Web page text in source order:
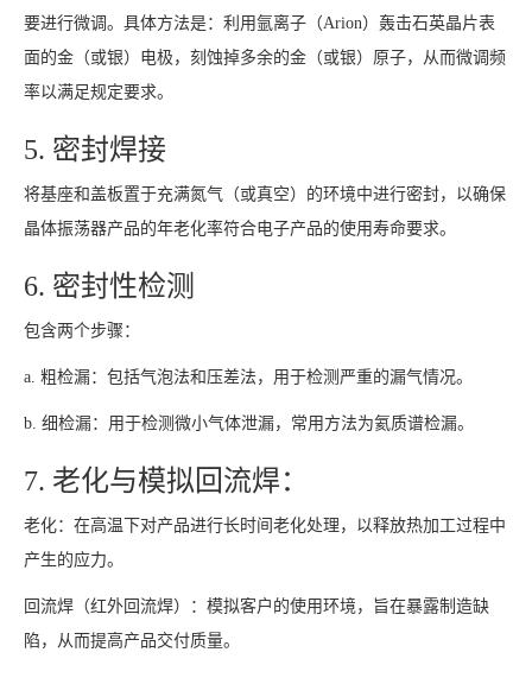
要进行微调。具体方法是：利用氩离子（Arion）轰击石英晶片表
面的金（或银）电极，刻蚀掉多余的金（或银）原子，从而微调频
率以满足规定要求。
5. 密封焊接
将基座和盖板置于充满氮气（或真空）的环境中进行密封，以确保
晶体振荡器产品的年老化率符合电子产品的使用寿命要求。
6. 密封性检测
包含两个步骤：
a. 粗检漏：包括气泡法和压差法，用于检测严重的漏气情况。
b. 细检漏：用于检测微小气体泄漏，常用方法为氦质谱检漏。
7. 老化与模拟回流焊：
老化：在高温下对产品进行长时间老化处理，以释放热加工过程中
产生的应力。
回流焊（红外回流焊）：模拟客户的使用环境，旨在暴露制造缺
陷，从而提高产品交付质量。